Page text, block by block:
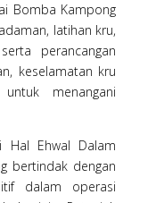
Bomba Kampong
latihan kru,
perancangan
keselamatan kru
menangani
Hal Ehwal Dalam
bertindak dengan
dalam operasi